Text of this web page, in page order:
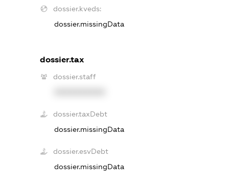
dossier.kveds:
dossier.missingData
dossier.tax
dossier.staff
dossier.taxDebt
dossier.missingData
dossier.esvDebt
dossier.missingData